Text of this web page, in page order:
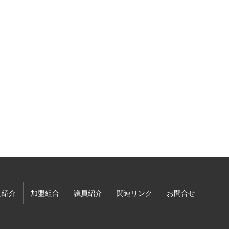
介 加盟組合 議員紹介 関連リンク お問合せ